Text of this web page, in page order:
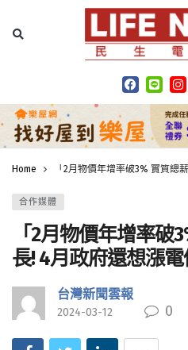
Home 「2月物價年增率破3% 實質總
合作媒體
「2月物價年增率破
長! 4月政府還想漲電
台灣新聞雲報
2024-03-12 0